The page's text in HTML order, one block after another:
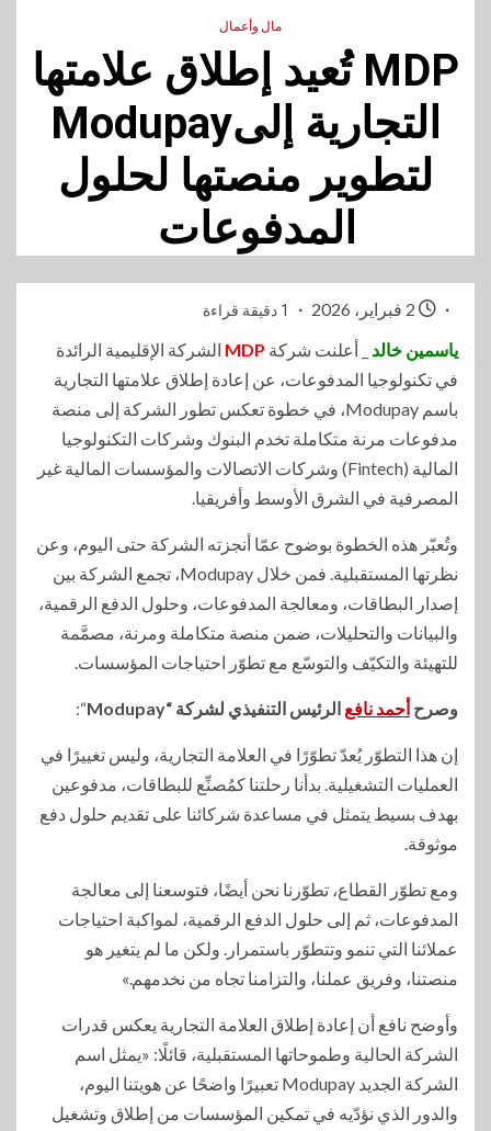
مال وأعمال
MDP تُعيد إطلاق علامتها
التجارية إلىModupay
لتطوير منصتها لحلول
المدفوعات
1 دقيقة قراءة
ياسمين خالد _ أعلنت شركة MDP الشركة الإقليمية الرائدة
في تكنولوجيا المدفوعات، عن إعادة إطلاق علامتها التجارية
باسم Modupay، في خطوة تعكس تطور الشركة إلى منصة
مدفوعات مرنة متكاملة تخدم البنوك وشركات التكنولوجيا
المالية (Fintech) وشركات الاتصالات والمؤسسات المالية غير
المصرفية في الشرق الأوسط وأفريقيا.
وتُعبّر هذه الخطوة بوضوح عمّا أنجزته الشركة حتى اليوم، وعن
نظرتها المستقبلية. فمن خلال Modupay، تجمع الشركة بين
إصدار البطاقات، ومعالجة المدفوعات، وحلول الدفع الرقمية،
والبيانات والتحليلات، ضمن منصة متكاملة ومرنة، مصمَّمة
للتهيئة والتكيّف والتوسّع مع تطوّر احتياجات المؤسسات.
وصرح أحمد نافع الرئيس التنفيذي لشركة “Modupay “:
إن هذا التطوّر يُعدّ تطوّرًا في العلامة التجارية، وليس تغييرًا في
العمليات التشغيلية. بدأنا رحلتنا كمُصنِّع للبطاقات، مدفوعين
بهدف بسيط يتمثل في مساعدة شركائنا على تقديم حلول دفع
موثوقة.
ومع تطوّر القطاع، تطوّرنا نحن أيضًا، فتوسعنا إلى معالجة
المدفوعات، ثم إلى حلول الدفع الرقمية، لمواكبة احتياجات
عملائنا التي تنمو وتتطوّر باستمرار. ولكن ما لم يتغير هو
منصتنا، وفريق عملنا، والتزامنا تجاه من نخدمهم.»
وأوضح نافع أن إعادة إطلاق العلامة التجارية يعكس قدرات
الشركة الحالية وطموحاتها المستقبلية، قائلًا: «يمثل اسم
الشركة الجديد Modupay تعبيرًا واضحًا عن هويتنا اليوم،
والدور الذي نؤدّيه في تمكين المؤسسات من إطلاق وتشغيل